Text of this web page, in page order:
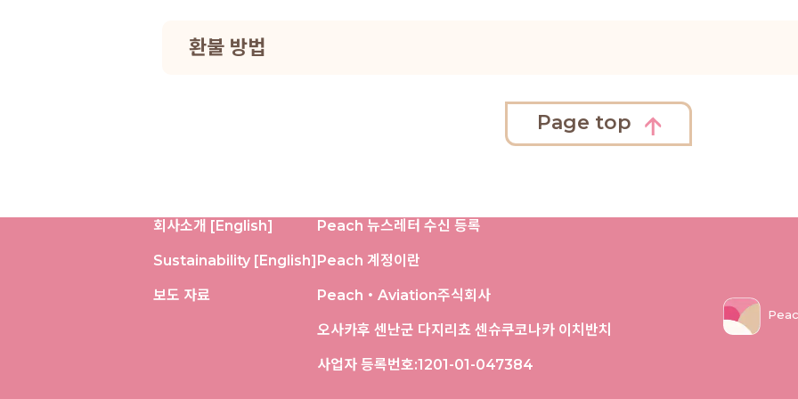
환불 방법
Page top
회사소개 [English]
Sustainability [English]
보도 자료
Peach 뉴스레터 수신 등록
Peach 계정이란
Peach・Aviation주식회사
오사카후 센난군 다지리쵸 센슈쿠코나카 이치반치
사업자 등록번호:1201-01-047384